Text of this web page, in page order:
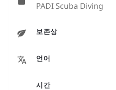
PADI Scuba Diving
보존상
언어
시간